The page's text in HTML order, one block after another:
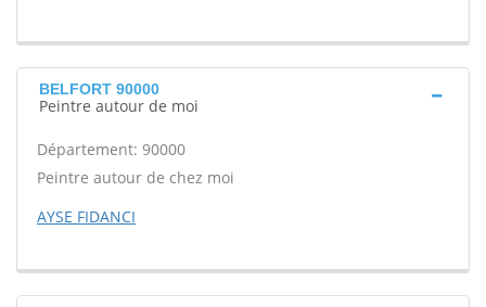
BELFORT 90000
Peintre autour de moi
Département: 90000
Peintre autour de chez moi
AYSE FIDANCI